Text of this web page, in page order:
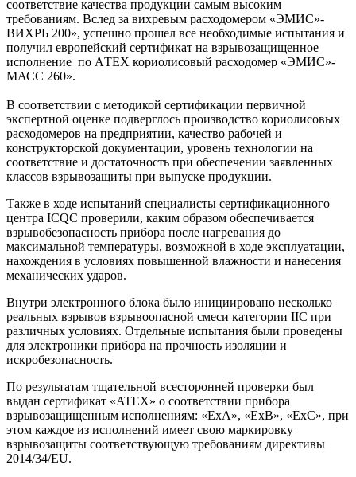
соответствие качества продукции самым высоким
требованиям. Вслед за вихревым расходомером «ЭМИС»-
ВИХРЬ 200», успешно прошел все необходимые испытания и
получил европейский сертификат на взрывозащищенное
исполнение по АTЕХ кориолисовый расходомер «ЭМИС»-
МАСС 260».
В соответствии с методикой сертификации первичной
экспертной оценке подверглось производство кориолисовых
расходомеров на предприятии, качество рабочей и
конструкторской документации, уровень технологии на
соответствие и достаточность при обеспечении заявленных
классов взрывозащиты при выпуске продукции.
Также в ходе испытаний специалисты сертификационного
центра ICQC проверили, каким образом обеспечивается
взрывобезопасность прибора после нагревания до
максимальной температуры, возможной в ходе эксплуатации,
нахождения в условиях повышенной влажности и нанесения
механических ударов.
Внутри электронного блока было инициировано несколько
реальных взрывов взрывоопасной смеси категории IIC при
различных условиях. Отдельные испытания были проведены
для электроники прибора на прочность изоляции и
искробезопасность.
По результатам тщательной всесторонней проверки был
выдан сертификат «ATEX» о соответствии прибора
взрывозащищенным исполнениям: «ExA», «ExВ», «ЕхC», при
этом каждое из исполнений имеет свою маркировку
взрывозащиты соответствующую требованиям директивы
2014/34/EU.